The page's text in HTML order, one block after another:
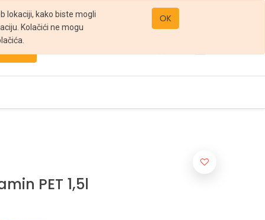
lokaciji, kako biste mogli
Kolačići ne mogu
OK
office@gomarket.rs
PET 1,5l